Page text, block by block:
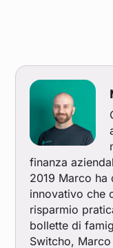
finanza
2019 Marco ha
innovativo che
risparmio
bollette di
Switcho,